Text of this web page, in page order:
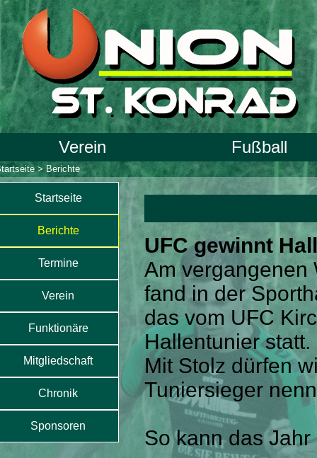
Verein Fußball
> Berichte
Startseite
Berichte
Termine
Verein
Funktionäre
Mitgliedschaft
Chronik
Sponsoren
UFC gewinnt
Am vergangenen
fand in der
das vom UFC
Hallentunier statt.
Mit Stolz dürfen
Tuniersieger
So kann das